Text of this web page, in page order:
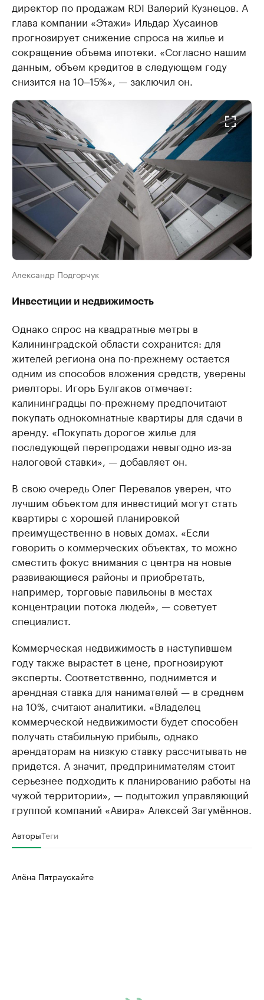
директор по продажам RDI Валерий Кузнецов. А
глава компании «Этажи» Ильдар Хусаинов
прогнозирует снижение спроса на жилье и
сокращение объема ипотеки. «Согласно нашим
данным, объем кредитов в следующем году
снизится на 10‒15%», — заключил он.
Александр Подгорчук
Инвестиции и недвижимость
Однако спрос на квадратные метры в
Калининградской области сохранится: для
жителей региона она по-прежнему остается
одним из способов вложения средств, уверены
риелторы. Игорь Булгаков отмечает:
калининградцы по-прежнему предпочитают
покупать однокомнатные квартиры для сдачи в
аренду. «Покупать дорогое жилье для
последующей перепродажи невыгодно из-за
налоговой ставки», — добавляет он.
В свою очередь Олег Перевалов уверен, что
лучшим объектом для инвестиций могут стать
квартиры с хорошей планировкой
преимущественно в новых домах. «Если
говорить о коммерческих объектах, то можно
сместить фокус внимания с центра на новые
развивающиеся районы и приобретать,
например, торговые павильоны в местах
концентрации потока людей», — советует
специалист.
Коммерческая недвижимость в наступившем
году также вырастет в цене, прогнозируют
эксперты. Соответственно, поднимется и
арендная ставка для нанимателей — в среднем
на 10%, считают аналитики. «Владелец
коммерческой недвижимости будет способен
получать стабильную прибыль, однако
арендаторам на низкую ставку рассчитывать не
придется. А значит, предпринимателям стоит
серьезнее подходить к планированию работы на
чужой территории», — подытожил управляющий
группой компаний «Авира» Алексей Загумённов.
АвторыТеги
Алёна Пятраускайте